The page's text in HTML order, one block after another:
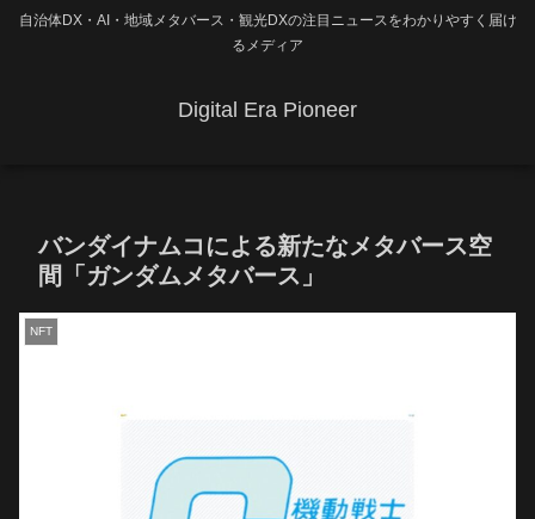
自治体DX・AI・地域メタバース・観光DXの注目ニュースをわかりやすく届け
るメディア
Digital Era Pioneer
バンダイナムコによる新たなメタバース空
間「ガンダムメタバース」
NFT